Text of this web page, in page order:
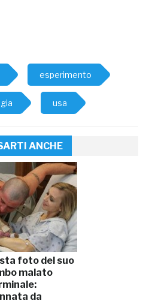
esperimento
usa
ANCHE
foto del suo
malato
da